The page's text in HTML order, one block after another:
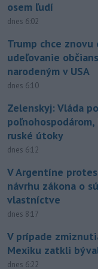
osem ľudí
dnes 6:02
Trump chce
udeľovanie
narodeným v USA
dnes 6:10
Zelenskyj: Vláda
ruské útoky
dnes 6:12
V Argentíne
návrhu zákona o
vlastníctve
dnes 8:17
V prípade
Mexiku zatkli
dnes 6:22